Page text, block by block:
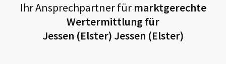
Ihr Ansprechpartner fürmarktgerechte
Wertermittlung für
Jessen (Elster) Jessen (Elster)